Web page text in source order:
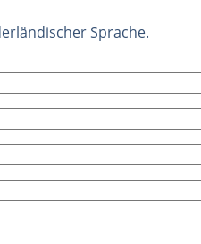
Sprache.